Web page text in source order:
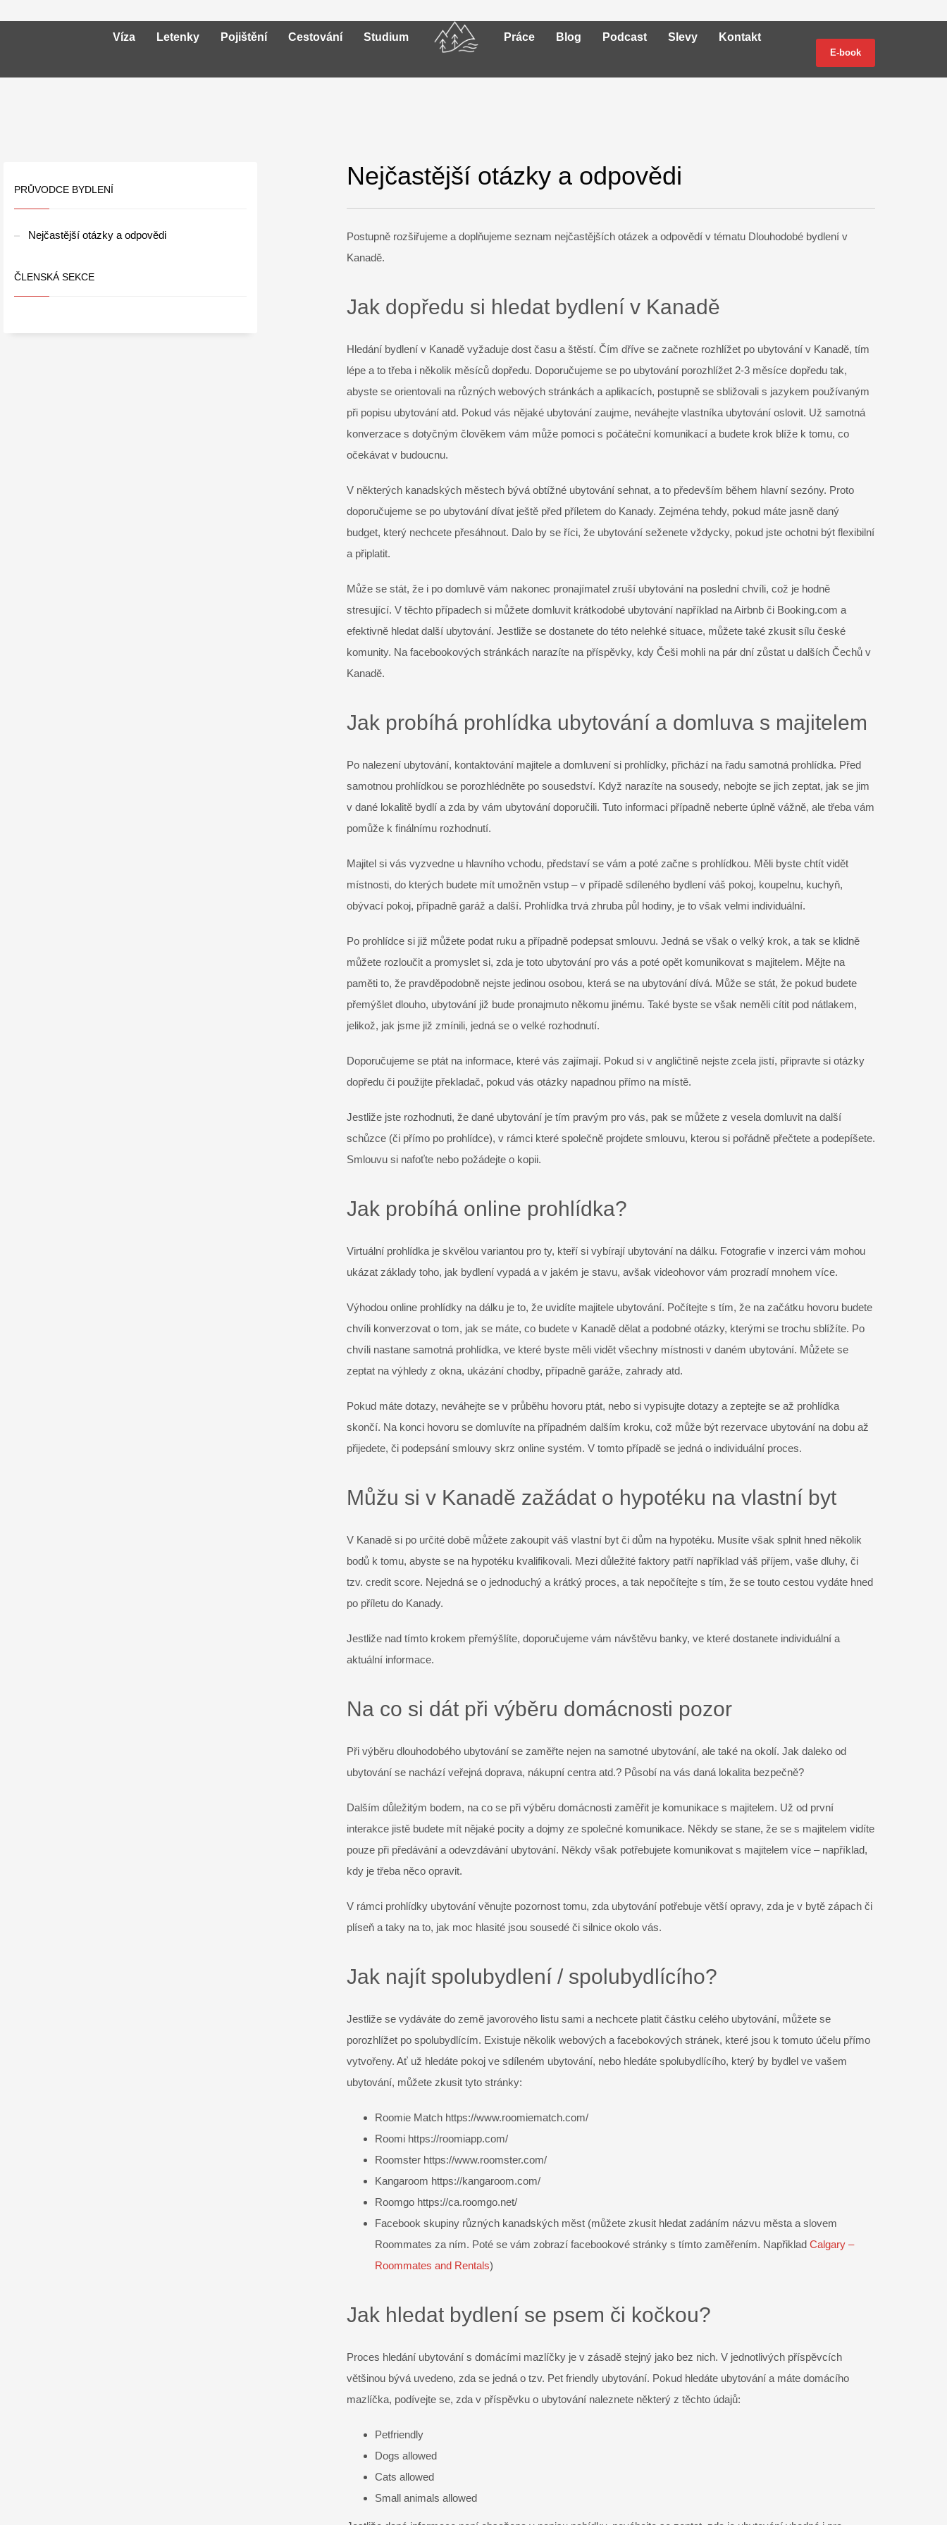
Víza Letenky Pojištění Cestování Studium Práce Blog Podcast Slevy Kontakt
E-book
Nejčastější otázky a odpovědi
Postupně rozšiřujeme a doplňujeme seznam nejčastějších otázek a odpovědí v tématu Dlouhodobé bydlení v
Kanadě.
Jak dopředu si hledat bydlení v Kanadě
Hledání bydlení v Kanadě vyžaduje dost času a štěstí. Čím dříve se začnete rozhlížet po ubytování v Kanadě, tím
lépe a to třeba i několik měsíců dopředu. Doporučujeme se po ubytování porozhlížet 2-3 měsíce dopředu tak,
abyste se orientovali na různých webových stránkách a aplikacích, postupně se sbližovali s jazykem používaným
při popisu ubytování atd. Pokud vás nějaké ubytování zaujme, neváhejte vlastníka ubytování oslovit. Už samotná
konverzace s dotyčným člověkem vám může pomoci s počáteční komunikací a budete krok blíže k tomu, co
očekávat v budoucnu.
V některých kanadských městech bývá obtížné ubytování sehnat, a to především během hlavní sezóny. Proto
doporučujeme se po ubytování dívat ještě před příletem do Kanady. Zejména tehdy, pokud máte jasně daný
budget, který nechcete přesáhnout. Dalo by se říci, že ubytování seženete vždycky, pokud jste ochotni být flexibilní
a připlatit.
Může se stát, že i po domluvě vám nakonec pronajímatel zruší ubytování na poslední chvíli, což je hodně
stresující. V těchto případech si můžete domluvit krátkodobé ubytování například na Airbnb či Booking.com a
efektivně hledat další ubytování. Jestliže se dostanete do této nelehké situace, můžete také zkusit sílu české
komunity. Na facebookových stránkách narazíte na příspěvky, kdy Češi mohli na pár dní zůstat u dalších Čechů v
Kanadě.
Jak probíhá prohlídka ubytování a domluva s majitelem
Po nalezení ubytování, kontaktování majitele a domluvení si prohlídky, přichází na řadu samotná prohlídka. Před
samotnou prohlídkou se porozhlédněte po sousedství. Když narazíte na sousedy, nebojte se jich zeptat, jak se jim
v dané lokalitě bydlí a zda by vám ubytování doporučili. Tuto informaci případně neberte úplně vážně, ale třeba vám
pomůže k finálnímu rozhodnutí.
Majitel si vás vyzvedne u hlavního vchodu, představí se vám a poté začne s prohlídkou. Měli byste chtít vidět
místnosti, do kterých budete mít umožněn vstup – v případě sdíleného bydlení váš pokoj, koupelnu, kuchyň,
obývací pokoj, případně garáž a další. Prohlídka trvá zhruba půl hodiny, je to však velmi individuální.
Po prohlídce si již můžete podat ruku a případně podepsat smlouvu. Jedná se však o velký krok, a tak se klidně
můžete rozloučit a promyslet si, zda je toto ubytování pro vás a poté opět komunikovat s majitelem. Mějte na
paměti to, že pravděpodobně nejste jedinou osobou, která se na ubytování dívá. Může se stát, že pokud budete
přemýšlet dlouho, ubytování již bude pronajmuto někomu jinému. Také byste se však neměli cítit pod nátlakem,
jelikož, jak jsme již zmínili, jedná se o velké rozhodnutí.
Doporučujeme se ptát na informace, které vás zajímají. Pokud si v angličtině nejste zcela jistí, připravte si otázky
dopředu či použijte překladač, pokud vás otázky napadnou přímo na místě.
Jestliže jste rozhodnuti, že dané ubytování je tím pravým pro vás, pak se můžete z vesela domluvit na další
schůzce (či přímo po prohlídce), v rámci které společně projdete smlouvu, kterou si pořádně přečtete a podepíšete.
Smlouvu si nafoťte nebo požádejte o kopii.
Jak probíhá online prohlídka?
Virtuální prohlídka je skvělou variantou pro ty, kteří si vybírají ubytování na dálku. Fotografie v inzerci vám mohou
ukázat základy toho, jak bydlení vypadá a v jakém je stavu, avšak videohovor vám prozradí mnohem více.
Výhodou online prohlídky na dálku je to, že uvidíte majitele ubytování. Počítejte s tím, že na začátku hovoru budete
chvíli konverzovat o tom, jak se máte, co budete v Kanadě dělat a podobné otázky, kterými se trochu sblížíte. Po
chvíli nastane samotná prohlídka, ve které byste měli vidět všechny místnosti v daném ubytování. Můžete se
zeptat na výhledy z okna, ukázání chodby, případně garáže, zahrady atd.
Pokud máte dotazy, neváhejte se v průběhu hovoru ptát, nebo si vypisujte dotazy a zeptejte se až prohlídka
skončí. Na konci hovoru se domluvíte na případném dalším kroku, což může být rezervace ubytování na dobu až
přijedete, či podepsání smlouvy skrz online systém. V tomto případě se jedná o individuální proces.
Můžu si v Kanadě zažádat o hypotéku na vlastní byt
V Kanadě si po určité době můžete zakoupit váš vlastní byt či dům na hypotéku. Musíte však splnit hned několik
bodů k tomu, abyste se na hypotéku kvalifikovali. Mezi důležité faktory patří například váš příjem, vaše dluhy, či
tzv. credit score. Nejedná se o jednoduchý a krátký proces, a tak nepočítejte s tím, že se touto cestou vydáte hned
po příletu do Kanady.
Jestliže nad tímto krokem přemýšlíte, doporučujeme vám návštěvu banky, ve které dostanete individuální a
aktuální informace.
Na co si dát při výběru domácnosti pozor
Při výběru dlouhodobého ubytování se zaměřte nejen na samotné ubytování, ale také na okolí. Jak daleko od
ubytování se nachází veřejná doprava, nákupní centra atd.? Působí na vás daná lokalita bezpečně?
Dalším důležitým bodem, na co se při výběru domácnosti zaměřit je komunikace s majitelem. Už od první
interakce jistě budete mít nějaké pocity a dojmy ze společné komunikace. Někdy se stane, že se s majitelem vidíte
pouze při předávání a odevzdávání ubytování. Někdy však potřebujete komunikovat s majitelem více – například,
kdy je třeba něco opravit.
V rámci prohlídky ubytování věnujte pozornost tomu, zda ubytování potřebuje větší opravy, zda je v bytě zápach či
plíseň a taky na to, jak moc hlasité jsou sousedé či silnice okolo vás.
Jak najít spolubydlení / spolubydlícího?
Jestliže se vydáváte do země javorového listu sami a nechcete platit částku celého ubytování, můžete se
porozhlížet po spolubydlícím. Existuje několik webových a facebokových stránek, které jsou k tomuto účelu přímo
vytvořeny. Ať už hledáte pokoj ve sdíleném ubytování, nebo hledáte spolubydlícího, který by bydlel ve vašem
ubytování, můžete zkusit tyto stránky:
Roomie Match https://www.roomiematch.com/
Roomi https://roomiapp.com/
Roomster https://www.roomster.com/
Kangaroom https://kangaroom.com/
Roomgo https://ca.roomgo.net/
Facebook skupiny různých kanadských měst (můžete zkusit hledat zadáním názvu města a slovem
Roommates za ním. Poté se vám zobrazí facebookové stránky s tímto zaměřením. Napřiklad Calgary –
Roommates and Rentals)
Jak hledat bydlení se psem či kočkou?
Proces hledání ubytování s domácími mazlíčky je v zásadě stejný jako bez nich. V jednotlivých příspěvcích
většinou bývá uvedeno, zda se jedná o tzv. Pet friendly ubytování. Pokud hledáte ubytování a máte domácího
mazlíčka, podívejte se, zda v příspěvku o ubytování naleznete některý z těchto údajů:
Petfriendly
Dogs allowed
Cats allowed
Small animals allowed
PRŮVODCE BYDLENÍ
Nejčastější otázky a odpovědi
ČLENSKÁ SEKCE